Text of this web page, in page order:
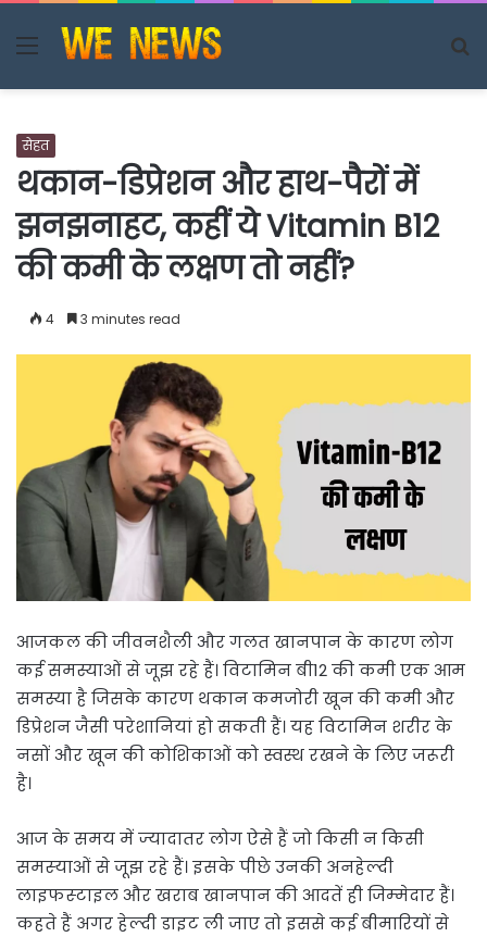
Menu
सेहत
थकान-डिप्रेशन और हाथ-पैरों में
झनझनाहट, कहीं ये Vitamin B12
की कमी के लक्षण तो नहीं?
4 3 minutes read
आजकल की जीवनशैली और गलत खानपान के कारण लोग
कई समस्याओं से जूझ रहे हैं। विटामिन बी12 की कमी एक आम
समस्या है जिसके कारण थकान कमजोरी खून की कमी और
डिप्रेशन जैसी परेशानियां हो सकती हैं। यह विटामिन शरीर के
नसों और खून की कोशिकाओं को स्वस्थ रखने के लिए जरूरी
है।
आज के समय में ज्‍यादातर लोग ऐसे हैं जो क‍िसी न क‍िसी
समस्‍याओं से जूझ रहे हैं। इसके पीछे उनकी अनहेल्‍दी
लाइफस्‍टाइल और खराब खानपान की आदतें ही ज‍िम्‍मेदार हैं।
कहते हैं अगर हेल्‍दी डाइट ली जाए तो इससे कई बीमार‍ियों से